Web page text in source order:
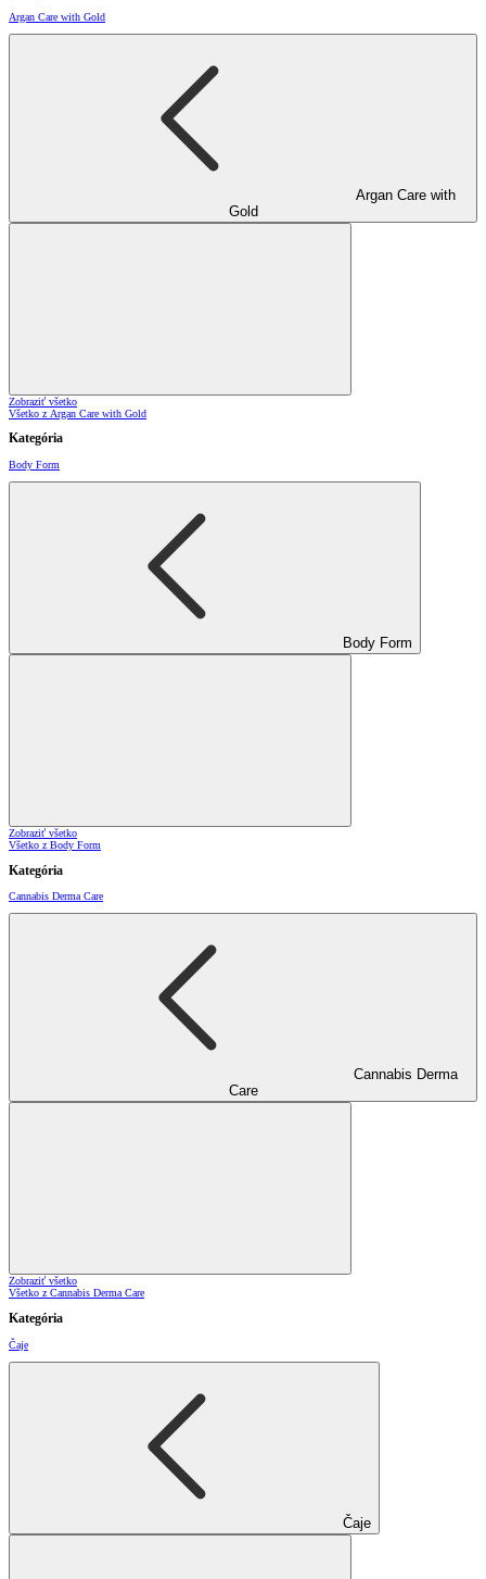
Argan Care with Gold
Argan Care with
Gold
Zobraziť všetko
Všetko z Argan Care with Gold
Kategória
Body Form
Body Form
Zobraziť všetko
Všetko z Body Form
Kategória
Cannabis Derma Care
Cannabis Derma
Care
Zobraziť všetko
Všetko z Cannabis Derma Care
Kategória
Čaje
Čaje